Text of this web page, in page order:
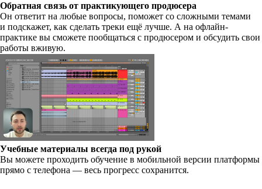
Обратная связь от практикующего продюсера
Он ответит на любые вопросы, поможет со сложными темами
и подскажет, как сделать треки ещё лучше. А на офлайн-
практике вы сможете пообщаться с продюсером и обсудить свои
работы вживую.
Учебные материалы всегда под рукой
Вы можете проходить обучение в мобильной версии платформы
прямо с телефона — весь прогресс сохранится.